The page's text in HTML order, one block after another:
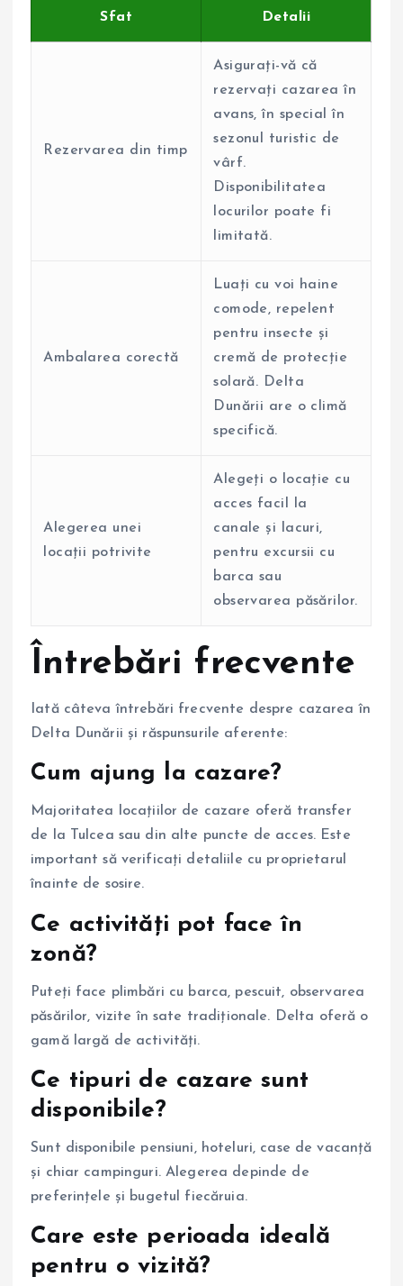
Sfat Detalii
Rezervarea din timp
Asigurați-vă că
rezervați cazarea în
avans, în special în
sezonul turistic de
vârf.
Disponibilitatea
locurilor poate fi
limitată.
Ambalarea corectă
Luați cu voi haine
comode, repelent
pentru insecte și
cremă de protecție
solară. Delta
Dunării are o climă
specifică.
Alegerea unei
locații potrivite
Alegeți o locație cu
acces facil la
canale și lacuri,
pentru excursii cu
barca sau
observarea păsărilor.
Întrebări frecvente
Iată câteva întrebări frecvente despre cazarea în
Delta Dunării și răspunsurile aferente:
Cum ajung la cazare?
Majoritatea locațiilor de cazare oferă transfer
de la Tulcea sau din alte puncte de acces. Este
important să verificați detaliile cu proprietarul
înainte de sosire.
Ce activități pot face în
zonă?
Puteți face plimbări cu barca, pescuit, observarea
păsărilor, vizite în sate tradiționale. Delta oferă o
gamă largă de activități.
Ce tipuri de cazare sunt
disponibile?
Sunt disponibile pensiuni, hoteluri, case de vacanță
și chiar campinguri. Alegerea depinde de
preferințele și bugetul fiecăruia.
Care este perioada ideală
pentru o vizită?